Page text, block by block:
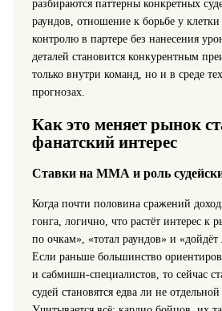
разбираются паттерны конкретных
раундов, отношение к борьбе у
контролю в партере без нанесения
деталей становится конкурентным
только внутри команд, но и в среде
прогнозах.
Как это меняет рынок
фанатский интерес
Ставки на ММА и роль
Когда почти половина сражений
гонга, логично, что растёт интерес к
по очкам», «тотал раундов» и
Если раньше большинство
и сабмишн‑специалистов, то сейчас
судей становятся едва ли не